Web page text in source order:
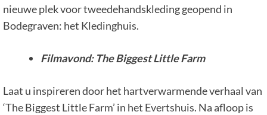
nieuwe plek voor tweedehandskleding geopend in
Bodegraven: het Kledinghuis.
Filmavond: The Biggest Little Farm
Laat u inspireren door het hartverwarmende verhaal van
‘The Biggest Little Farm’ in het Evertshuis. Na afloop is